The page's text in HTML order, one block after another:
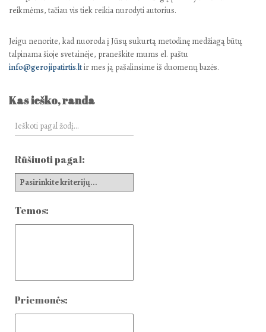
reikmėms, tačiau vis tiek reikia nurodyti autorius.
Jeigu nenorite, kad nuoroda į Jūsų sukurtą metodinę medžiagą būtų
talpinama šioje svetainėje, praneškite mums el. paštu
info@gerojipatirtis.ltir mes ją pašalinsime iš duomenų bazės.
Kas ieško, randa
Rūšiuoti pagal:
Temos:
Priemonės: